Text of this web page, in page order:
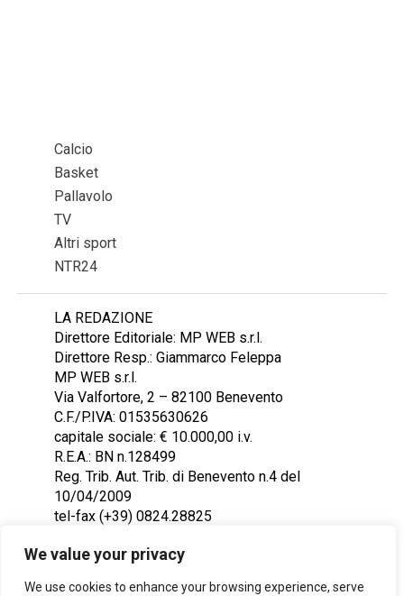
We value your privacy
We use cookies to enhance your browsing experience, serve
Calcio
Basket
Pallavolo
TV
Altri sport
NTR24
LA REDAZIONE
Direttore Editoriale: MP WEB s.r.l.
Direttore Resp.: Giammarco Feleppa
MP WEB s.r.l.
Via Valfortore, 2 – 82100 Benevento
C.F./P.IVA: 01535630626
capitale sociale: € 10.000,00 i.v.
R.E.A.: BN n.128499
Reg. Trib. Aut. Trib. di Benevento n.4 del
10/04/2009
tel-fax (+39) 0824.28825